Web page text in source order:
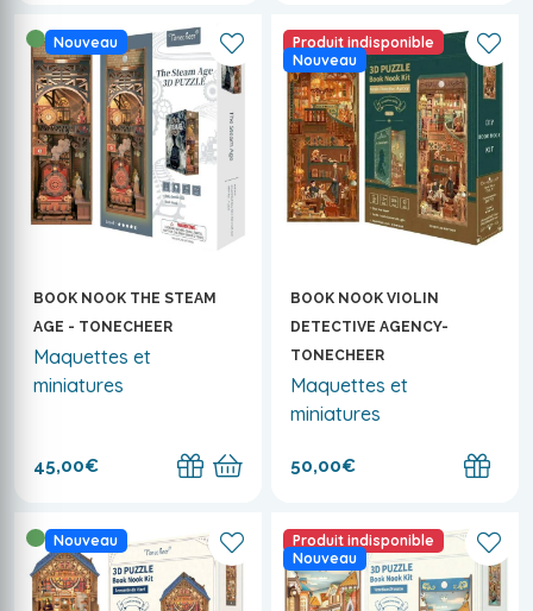
Nouveau
BOOK NOOK THE STEAM
AGE - TONECHEER
Maquettes et
miniatures
45,00€
Produit indisponible
Nouveau
BOOK NOOK VIOLIN
DETECTIVE AGENCY-
TONECHEER
Maquettes et
miniatures
50,00€
Nouveau
Produit indisponible
Nouveau